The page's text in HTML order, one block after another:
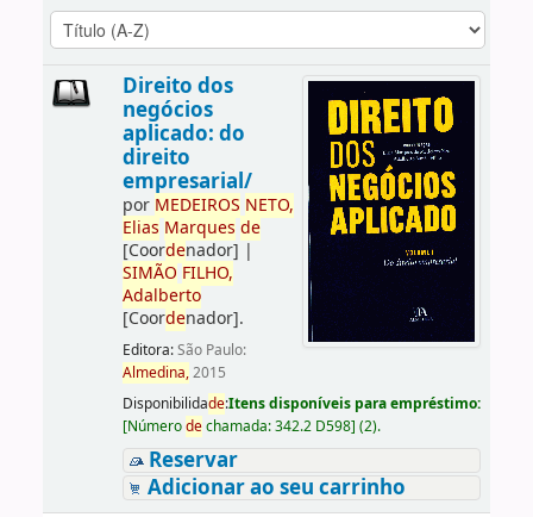
Direito dos
negócios
aplicado: do
direito
empresarial/
por MEDEIROS NETO,
Elias Marques de
[Coordenador] |
SIMÃO FILHO,
Adalberto
[Coordenador].
Editora:São Paulo:
Almedina,2015
Disponibilidade:Itens disponíveis para empréstimo:
[Númerodechamada:342.2 D598] (2).
Reservar
Adicionar ao seu carrinho